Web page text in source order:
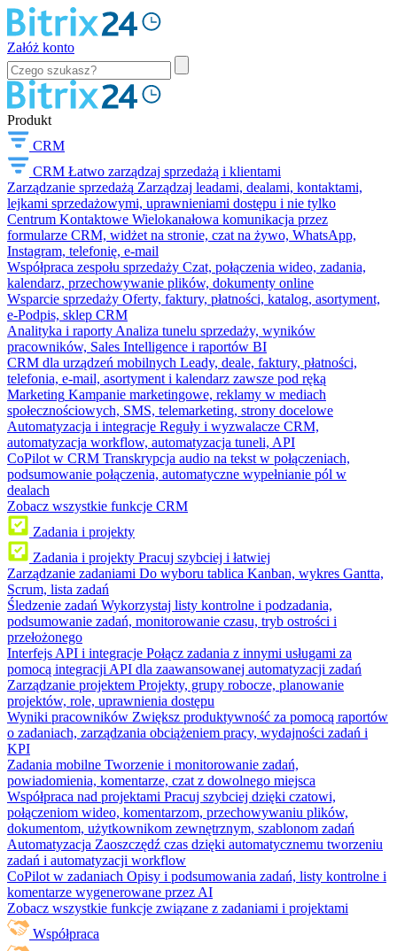
Załóż konto
Produkt
CRM
CRM Łatwo zarządzaj sprzedażą i klientami
Zarządzanie sprzedażą Zarządzaj leadami, dealami, kontaktami,
lejkami sprzedażowymi, uprawnieniami dostępu i nie tylko
Centrum Kontaktowe Wielokanałowa komunikacja przez
formularze CRM, widżet na stronie, czat na żywo, WhatsApp,
Instagram, telefonię, e-mail
Współpraca zespołu sprzedaży Czat, połączenia wideo, zadania,
kalendarz, przechowywanie plików, dokumenty online
Wsparcie sprzedaży Oferty, faktury, płatności, katalog, asortyment,
e-Podpis, sklep CRM
Analityka i raporty Analiza tunelu sprzedaży, wyników
pracowników, Sales Intelligence i raportów BI
CRM dla urządzeń mobilnych Leady, deale, faktury, płatności,
telefonia, e-mail, asortyment i kalendarz zawsze pod ręką
Marketing Kampanie marketingowe, reklamy w mediach
społecznościowych, SMS, telemarketing, strony docelowe
Automatyzacja i integracje Reguły i wyzwalacze CRM,
automatyzacja workflow, automatyzacja tuneli, API
CoPilot w CRM Transkrypcja audio na tekst w połączeniach,
podsumowanie połączenia, automatyczne wypełnianie pól w
dealach
Zobacz wszystkie funkcje CRM
Zadania i projekty
Zadania i projekty Pracuj szybciej i łatwiej
Zarządzanie zadaniami Do wyboru tablica Kanban, wykres Gantta,
Scrum, lista zadań
Śledzenie zadań Wykorzystaj listy kontrolne i podzadania,
podsumowanie zadań, monitorowanie czasu, tryb ostrości i
przełożonego
Interfejs API i integracje Połącz zadania z innymi usługami za
pomocą integracji API dla zaawansowanej automatyzacji zadań
Zarządzanie projektem Projekty, grupy robocze, planowanie
projektów, role, uprawnienia dostępu
Wyniki pracowników Zwiększ produktywność za pomocą raportów
o zadaniach, zarządzania obciążeniem pracy, wydajności zadań i
KPI
Zadania mobilne Tworzenie i monitorowanie zadań,
powiadomienia, komentarze, czat z dowolnego miejsca
Współpraca nad projektami Pracuj szybciej dzięki czatowi,
połączeniom wideo, komentarzom, przechowywaniu plików,
dokumentom, użytkownikom zewnętrznym, szablonom zadań
Automatyzacja Zaoszczędź czas dzięki automatycznemu tworzeniu
zadań i automatyzacji workflow
CoPilot w zadaniach Opisy i podsumowania zadań, listy kontrolne i
komentarze wygenerowane przez AI
Zobacz wszystkie funkcje związane z zadaniami i projektami
Współpraca